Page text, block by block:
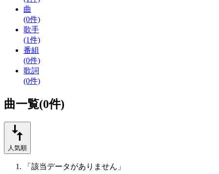
曲
(0件)
歌手
(1件)
番組
(0件)
歌詞
(0件)
曲一覧(0件)
人気順
「該当データがありません」